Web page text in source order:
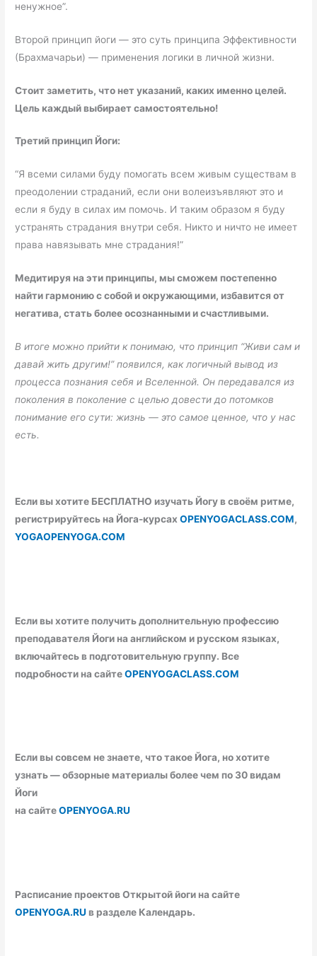
ненужное”.
Второй принцип йоги — это суть принципа Эффективности
(Брахмачарьи) — применения логики в личной жизни.
Стоит заметить, что нет указаний, каких именно целей.
Цель каждый выбирает самостоятельно!
Третий принцип Йоги:
“Я всеми силами буду помогать всем живым существам в
преодолении страданий, если они волеизъявляют это и
если я буду в силах им помочь. И таким образом я буду
устранять страдания внутри себя. Никто и ничто не имеет
права навязывать мне страдания!”
Медитируя на эти принципы, мы сможем постепенно
найти гармонию с собой и окружающими, избавится от
негатива, стать более осознанными и счастливыми.
В итоге можно прийти к понимаю, что принцип “Живи сам и
давай жить другим!” появился, как логичный вывод из
процесса познания себя и Вселенной. Он передавался из
поколения в поколение с целью довести до потомков
понимание его сути: жизнь — это самое ценное, что у нас
есть.
Если вы хотите БЕСПЛАТНО изучать Йогу в своём ритме,
регистрируйтесь на Йога-курсахOPENYOGACLASS.COM,
YOGAOPENYOGA.COM
Если вы хотите получить дополнительную профессию
преподавателя Йоги на английском и русском языках,
включайтесь в подготовительную группу. Все
подробности на сайтеOPENYOGACLASS.COM
Если вы совсем не знаете, что такое Йога, но хотите
узнать — обзорные материалы более чем по 30 видам
Йоги
на сайтеOPENYOGA.RU
Расписание проектов Открытой йоги на сайте
OPENYOGA.RU в разделе Календарь.